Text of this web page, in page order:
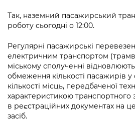
Так, наземний пасажирський
роботу сьогодні о 12:00.
Регулярні пасажирські
електричним транспортом
міському сполученні
обмеження кількості пасажирів
кількості місць, передбаченої
характеристикою транспортного
в реєстраційних документах на
засіб.